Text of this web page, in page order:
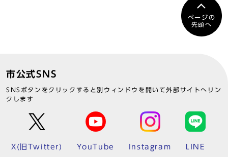
ページの
先頭へ
市公式SNS
SNSボタンをクリックすると別ウィンドウを開いて外部サイトへリン
クします
X(旧Twitter) YouTube Instagram LINE